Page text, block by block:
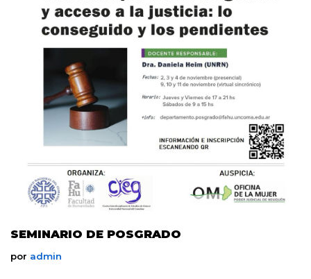
SEMINARIO DE POSGRADO
por admin